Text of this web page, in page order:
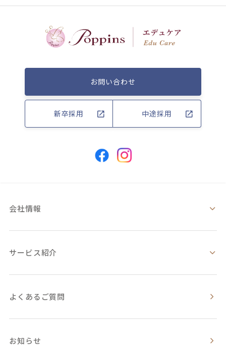
お問い合わせ
新卒採用 中途採用
会社情報
サービス紹介
よくあるご質問
お知らせ